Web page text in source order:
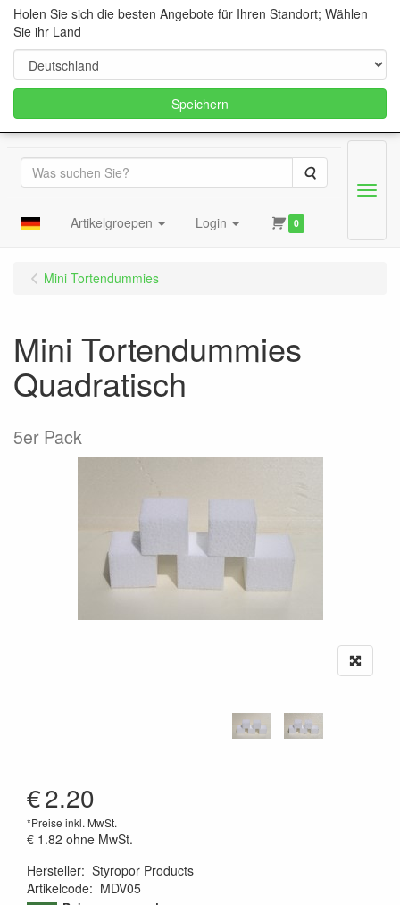
Suche
Artikelgroepen Login 0
Menu
Mini Tortendummies
Mini Tortendummies
Quadratisch
5er Pack
€2.20
*Preise inkl. MwSt.
€ 1.82 ohne MwSt.
Hersteller: Styropor Products
Artikelcode: MDV05
Holen Sie sich die besten Angebote für Ihren Standort; Wählen
Sie ihr Land
Speichern